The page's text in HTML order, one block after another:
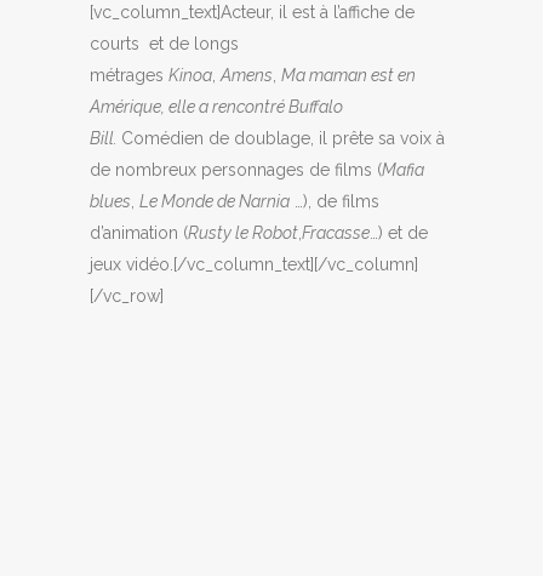
[vc_column_text]Acteur, il est à l’affiche de
courts et de longs
métrages Kinoa Amens Ma maman est en
Amérique, elle a rencontré Buffalo
Bill. Comédien de doublage, il prête sa voix à
de nombreux personnages de films (Mafia
blues Le Monde de Narnia …), de films
d’animation (Rusty le RobotFracasse …) et de
jeux vidéo.[/vc_column_text][/vc_column]
[/vc_row]